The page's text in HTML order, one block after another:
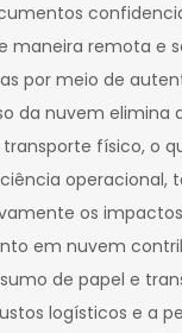
maneira remota e
por meio de
da nuvem elimina
físico, o
operacional,
os
em nuvem
de papel e
logísticos e a